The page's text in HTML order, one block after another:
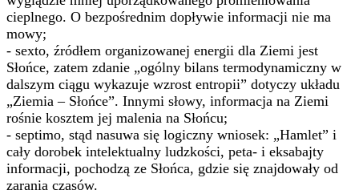
cieplnego. O bezpośrednim dopływie informacji nie ma
mowy;
- sexto, źródłem organizowanej energii dla Ziemi jest
Słońce, zatem zdanie „ogólny bilans termodynamiczny w
dalszym ciągu wykazuje wzrost entropii” dotyczy układu
„Ziemia – Słońce”. Innymi słowy, informacja na Ziemi
rośnie kosztem jej malenia na Słońcu;
- septimo, stąd nasuwa się logiczny wniosek: „Hamlet” i
cały dorobek intelektualny ludzkości, peta- i eksabajty
informacji, pochodzą ze Słońca, gdzie się znajdowały od
zarania czasów.